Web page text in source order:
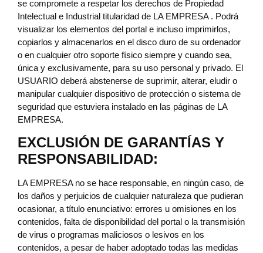
se compromete a respetar los derechos de Propiedad
Intelectual e Industrial titularidad de LA EMPRESA . Podrá
visualizar los elementos del portal e incluso imprimirlos,
copiarlos y almacenarlos en el disco duro de su ordenador
o en cualquier otro soporte físico siempre y cuando sea,
única y exclusivamente, para su uso personal y privado. El
USUARIO deberá abstenerse de suprimir, alterar, eludir o
manipular cualquier dispositivo de protección o sistema de
seguridad que estuviera instalado en las páginas de LA
EMPRESA.
EXCLUSIÓN DE GARANTÍAS Y
RESPONSABILIDAD:
LA EMPRESA no se hace responsable, en ningún caso, de
los daños y perjuicios de cualquier naturaleza que pudieran
ocasionar, a título enunciativo: errores u omisiones en los
contenidos, falta de disponibilidad del portal o la transmisión
de virus o programas maliciosos o lesivos en los
contenidos, a pesar de haber adoptado todas las medidas